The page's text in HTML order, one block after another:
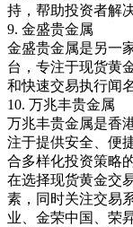
持，帮助投资者解
9. 金盛贵金属
金盛贵金属是另一
台，专注于现货黄
和快速交易执行闻名
10. 万兆丰贵金属
万兆丰贵金属是香
注于提供安全、便
合多样化投资策略
在选择现货黄金交
素，同时关注交易
业、金荣中国、荣